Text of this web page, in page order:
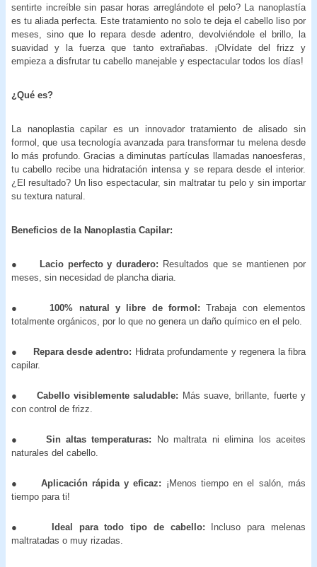
sentirte increíble sin pasar horas arreglándote el pelo? La nanoplastía
es tu aliada perfecta. Este tratamiento no solo te deja el cabello liso por
meses, sino que lo repara desde adentro, devolviéndole el brillo, la
suavidad y la fuerza que tanto extrañabas. ¡Olvídate del frizz y
empieza a disfrutar tu cabello manejable y espectacular todos los días!
¿Qué es?
La nanoplastia capilar es un innovador tratamiento de alisado sin
formol, que usa tecnología avanzada para transformar tu melena desde
lo más profundo. Gracias a diminutas partículas llamadas nanoesferas,
tu cabello recibe una hidratación intensa y se repara desde el interior.
¿El resultado? Un liso espectacular, sin maltratar tu pelo y sin importar
su textura natural.
Beneficios de la Nanoplastia Capilar:
● Lacio perfecto y duradero: Resultados que se mantienen por
meses, sin necesidad de plancha diaria.
● 100% natural y libre de formol: Trabaja con elementos
totalmente orgánicos, por lo que no genera un daño químico en el pelo.
● Repara desde adentro: Hidrata profundamente y regenera la fibra
capilar.
● Cabello visiblemente saludable: Más suave, brillante, fuerte y
con control de frizz.
● Sin altas temperaturas: No maltrata ni elimina los aceites
naturales del cabello.
● Aplicación rápida y eficaz: ¡Menos tiempo en el salón, más
tiempo para ti!
● Ideal para todo tipo de cabello: Incluso para melenas
maltratadas o muy rizadas.